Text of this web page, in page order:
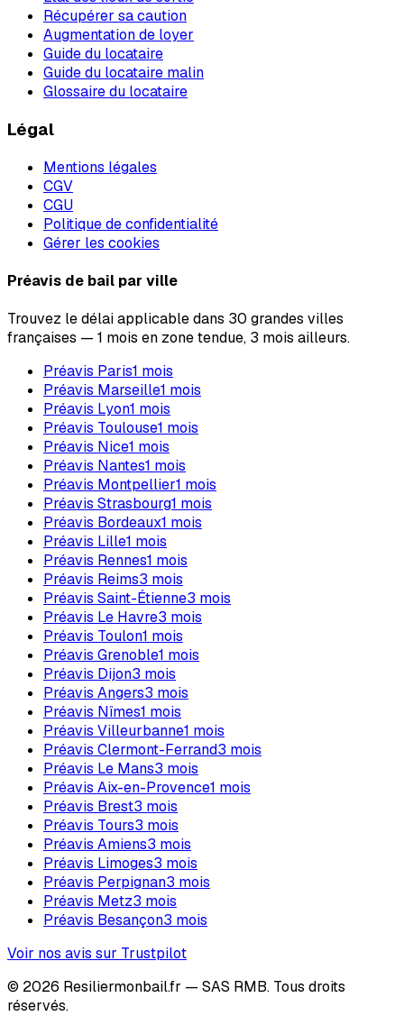
Récupérer sa caution
Augmentation de loyer
Guide du locataire
Guide du locataire malin
Glossaire du locataire
Légal
Mentions légales
CGV
CGU
Politique de confidentialité
Gérer les cookies
Préavis de bail par ville
Trouvez le délai applicable dans 30 grandes villes
françaises — 1 mois en zone tendue, 3 mois ailleurs.
Préavis Paris1 mois
Préavis Marseille1 mois
Préavis Lyon1 mois
Préavis Toulouse1 mois
Préavis Nice1 mois
Préavis Nantes1 mois
Préavis Montpellier1 mois
Préavis Strasbourg1 mois
Préavis Bordeaux1 mois
Préavis Lille1 mois
Préavis Rennes1 mois
Préavis Reims3 mois
Préavis Saint-Étienne3 mois
Préavis Le Havre3 mois
Préavis Toulon1 mois
Préavis Grenoble1 mois
Préavis Dijon3 mois
Préavis Angers3 mois
Préavis Nîmes1 mois
Préavis Villeurbanne1 mois
Préavis Clermont-Ferrand3 mois
Préavis Le Mans3 mois
Préavis Aix-en-Provence1 mois
Préavis Brest3 mois
Préavis Tours3 mois
Préavis Amiens3 mois
Préavis Limoges3 mois
Préavis Perpignan3 mois
Préavis Metz3 mois
Préavis Besançon3 mois
Voir nos avis sur Trustpilot
© 2026 Resiliermonbail.fr — SAS RMB. Tous droits
réservés.